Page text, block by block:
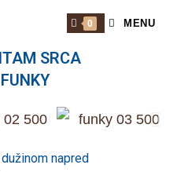
0 MENU
SRCA
napred